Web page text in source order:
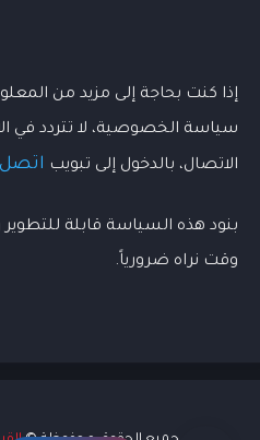
إذا كنت بحاجة إلى مزيد من
سياسة الخصوصية، لا تتردد في
الاتصال، بالدخول إلى تبويب اتصل
بنود هذه السياسة قابلة
وقت نراه ضرورياً.
الأسئلة الشائعة هي:
أريد معرفة خدمات
هل تقدمون خدمات سيو
ما هي أحدث المقالات؟